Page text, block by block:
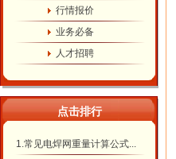
行情报价
业务必备
人才招聘
点击排行
1.常见电焊网重量计算公式...